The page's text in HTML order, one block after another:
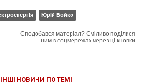
Юрій Бойко
Сподобався матеріал? Сміливо поділися
ним в соцмережах через ці кнопки
ІНШІ НОВИНИ ПО ТЕМІ